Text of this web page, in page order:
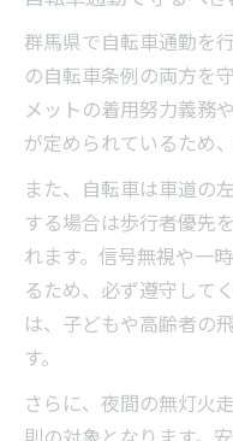
群馬県で自転車通勤を
の自転車条例の両方を
メットの着用努力義務
が定められているため
また、自転車は車道の
する場合は歩行者優先
れます。信号無視や一
るため、必ず遵守して
は、子どもや高齢者の
す。
さらに、夜間の無灯火